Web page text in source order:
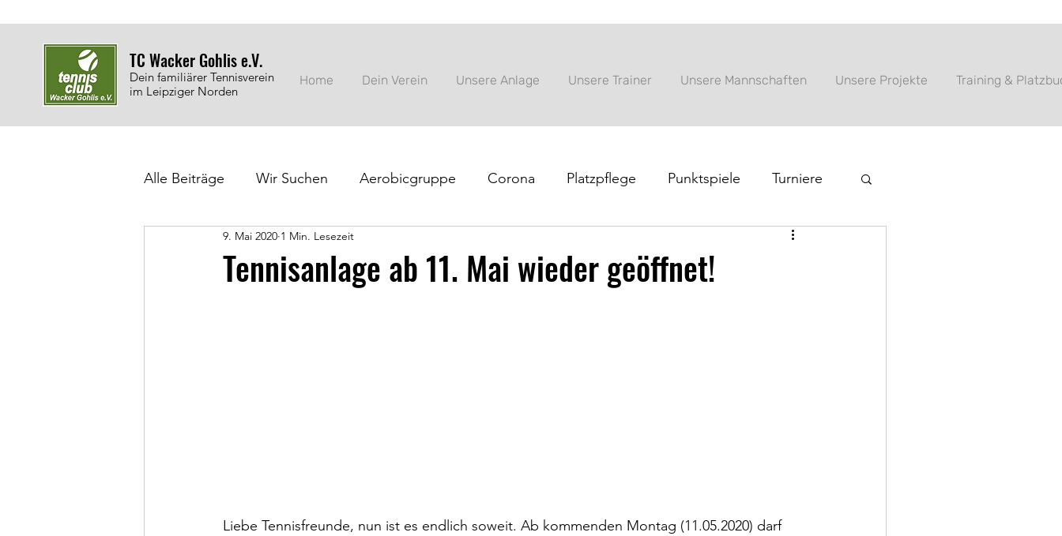
TC Wacker Gohlis e.V.
Dein familiärer Tennisverein
im Leipziger Norden
Home Dein Verein Unsere Anlage Unsere Trainer Unsere Mannschaften Unsere Projekte Training &
Alle Beiträge Wir Suchen Aerobicgruppe Corona Platzpflege Punktspiele Turniere
Jugendarbeit Auszeichnung
Tennisanlage ab 11. Mai wieder geöffnet!
9. Mai 2020 1 Min. Lesezeit
Liebe Tennisfreunde, nun ist es endlich soweit. Ab kommenden Montag (11.05.2020) darf